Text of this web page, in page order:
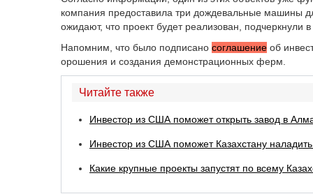
компания предоставила три дождевальные машины
ожидают, что проект будет реализован, подчеркнули
Напомним, что было подписано соглашение об
орошения и создания демонстрационных ферм.
Читайте также
Инвестор из США поможет открыть завод в
Инвестор из США поможет Казахстану
Какие крупные проекты запустят по всему